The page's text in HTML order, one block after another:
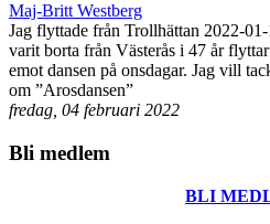
Maj-Britt Westberg
Jag flyttade från Trollhättan 2022-
varit borta från Västerås i 47 år
emot dansen på onsdagar. Jag vill
om ”Arosdansen”
fredag, 04 februari 2022
Bli medlem
BLI